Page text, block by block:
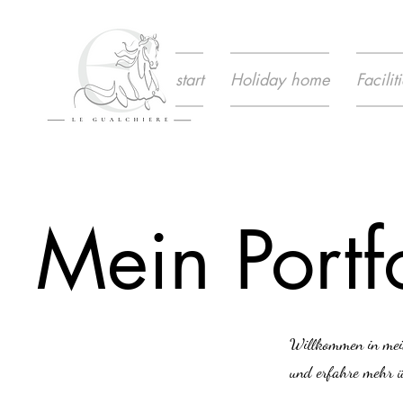
start Holiday home
Mein
Willkommen in
und erfahre mehr